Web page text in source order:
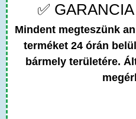
✅
Mindent megteszünk
terméket 24 órán
bármely területére.